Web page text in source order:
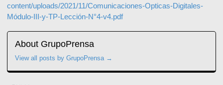
content/uploads/2021/11/Comunicaciones-Opticas-Digitales-
Módulo-III-y-TP-Lección-N°4-v4.pdf
About GrupoPrensa
View all posts by GrupoPrensa →